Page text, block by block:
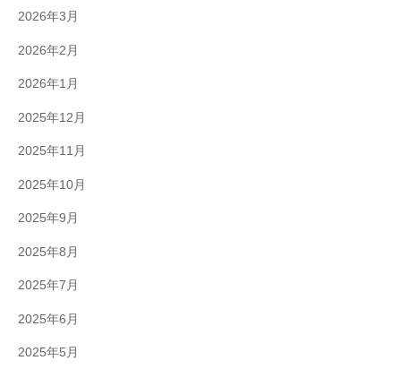
2026年3月
2026年2月
2026年1月
2025年12月
2025年11月
2025年10月
2025年9月
2025年8月
2025年7月
2025年6月
2025年5月